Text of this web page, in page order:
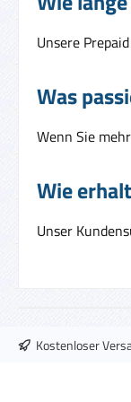
Unsere
Was
Wenn Sie
Wie
Unser
Kostenloser